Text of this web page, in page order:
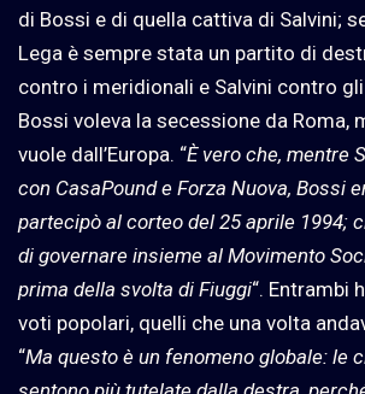
di Bossi e di quella cattiva di Salvini;
Lega è sempre stata un partito di
contro i meridionali e Salvini contro
Bossi voleva la secessione da Roma,
vuole dall’Europa. “È vero che, mentre
con CasaPound e Forza Nuova, Bossi
partecipò al corteo del 25 aprile 1994;
di governare insieme al Movimento
prima della svolta di Fiuggi“. Entrambi
voti popolari, quelli che una volta
“Ma questo è un fenomeno globale: le